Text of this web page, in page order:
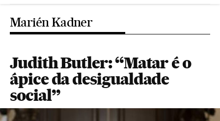
Marién Kadner
Judith Butler: “Matar é o
ápice da desigualdade
social”